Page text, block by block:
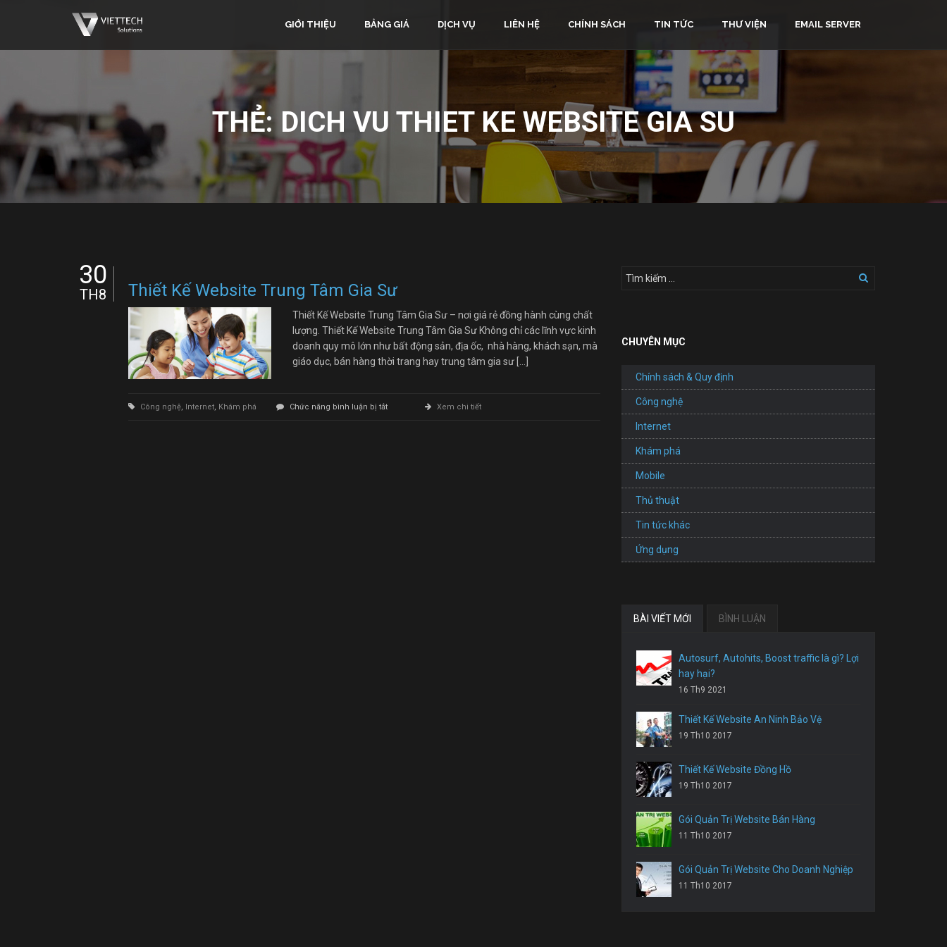
GIỚI THIỆU BẢNG GIÁ DỊCH VỤ LIÊN HỆ CHÍNH SÁCH TIN TỨC THƯ VIỆN EMAIL SERVER
THẺ: DICH VU THIET KE WEBSITE GIA SU
Thiết Kế Website Trung Tâm Gia Sư
30
TH8
Thiết Kế Website Trung Tâm Gia Sư – nơi giá rẻ đồng hành cùng chất
lượng. Thiết Kế Website Trung Tâm Gia Sư Không chỉ các lĩnh vực kinh
doanh quy mô lớn như bất động sản, địa ốc, nhà hàng, khách sạn, mà
giáo dục, bán hàng thời trang hay trung tâm gia sư […]
Công nghệ, Internet, Khám phá Chức năng bình luận bị tắtở
Xem chi tiết
CHUYÊN MỤC
Chính sách & Quy định
Công nghệ
Internet
Khám phá
Mobile
Thủ thuật
Tin tức khác
Ứng dụng
BÀI VIẾT MỚI BÌNH LUẬN
Autosurf, Autohits, Boost traffic là gì? Lợi
hay hại?
16 Th9 2021
Thiết Kế Website An Ninh Bảo Vệ
19 Th10 2017
Thiết Kế Website Đồng Hồ
19 Th10 2017
Gói Quản Trị Website Bán Hàng
11 Th10 2017
Gói Quản Trị Website Cho Doanh Nghiệp
11 Th10 2017